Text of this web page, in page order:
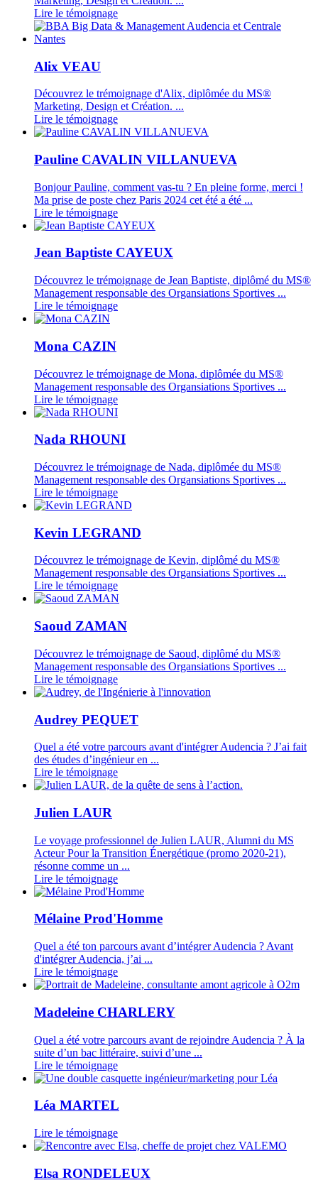
Lire le témoignage
Alix VEAU
Découvrez le trémoignage d'Alix, diplômée du MS®
Marketing, Design et Création. ...
Lire le témoignage
Pauline CAVALIN VILLANUEVA
Bonjour Pauline, comment vas-tu ? En pleine forme, merci !
Ma prise de poste chez Paris 2024 cet été a été ...
Lire le témoignage
Jean Baptiste CAYEUX
Découvrez le trémoignage de Jean Baptiste, diplômé du MS®
Management responsable des Organsiations Sportives ...
Lire le témoignage
Mona CAZIN
Découvrez le trémoignage de Mona, diplômée du MS®
Management responsable des Organsiations Sportives ...
Lire le témoignage
Nada RHOUNI
Découvrez le trémoignage de Nada, diplômée du MS®
Management responsable des Organsiations Sportives ...
Lire le témoignage
Kevin LEGRAND
Découvrez le trémoignage de Kevin, diplômé du MS®
Management responsable des Organsiations Sportives ...
Lire le témoignage
Saoud ZAMAN
Découvrez le trémoignage de Saoud, diplômé du MS®
Management responsable des Organsiations Sportives ...
Lire le témoignage
Audrey PEQUET
Quel a été votre parcours avant d'intégrer Audencia ? J’ai fait
des études d’ingénieur en ...
Lire le témoignage
Julien LAUR
Le voyage professionnel de Julien LAUR, Alumni du MS
Acteur Pour la Transition Énergétique (promo 2020-21),
résonne comme un ...
Lire le témoignage
Mélaine Prod'Homme
Quel a été ton parcours avant d’intégrer Audencia ? Avant
d'intégrer Audencia, j’ai ...
Lire le témoignage
Madeleine CHARLERY
Quel a été votre parcours avant de rejoindre Audencia ? À la
suite d’un bac littéraire, suivi d’une ...
Lire le témoignage
Léa MARTEL
Lire le témoignage
Elsa RONDELEUX